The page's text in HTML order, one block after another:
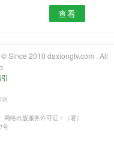
查看
Since 2010 daxiongtv.com . All
区
网络出版服务许可证：（署）
号